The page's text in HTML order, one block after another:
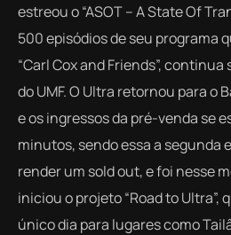
estreou o “ASOT – A State Of
500 episódios de seu programa
“Carl Cox and Friends”,
do UMF.O Ultra retornou para o
eos ingressos da pré-venda se
minutos, sendo essa a segunda
render um sold out, e foi nesse
iniciou o projeto “Road to Ultra”,
único dia para lugares como